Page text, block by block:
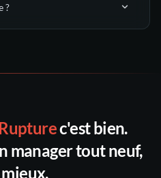
?
Discord nitroservc'est bien.
manager tout neuf,